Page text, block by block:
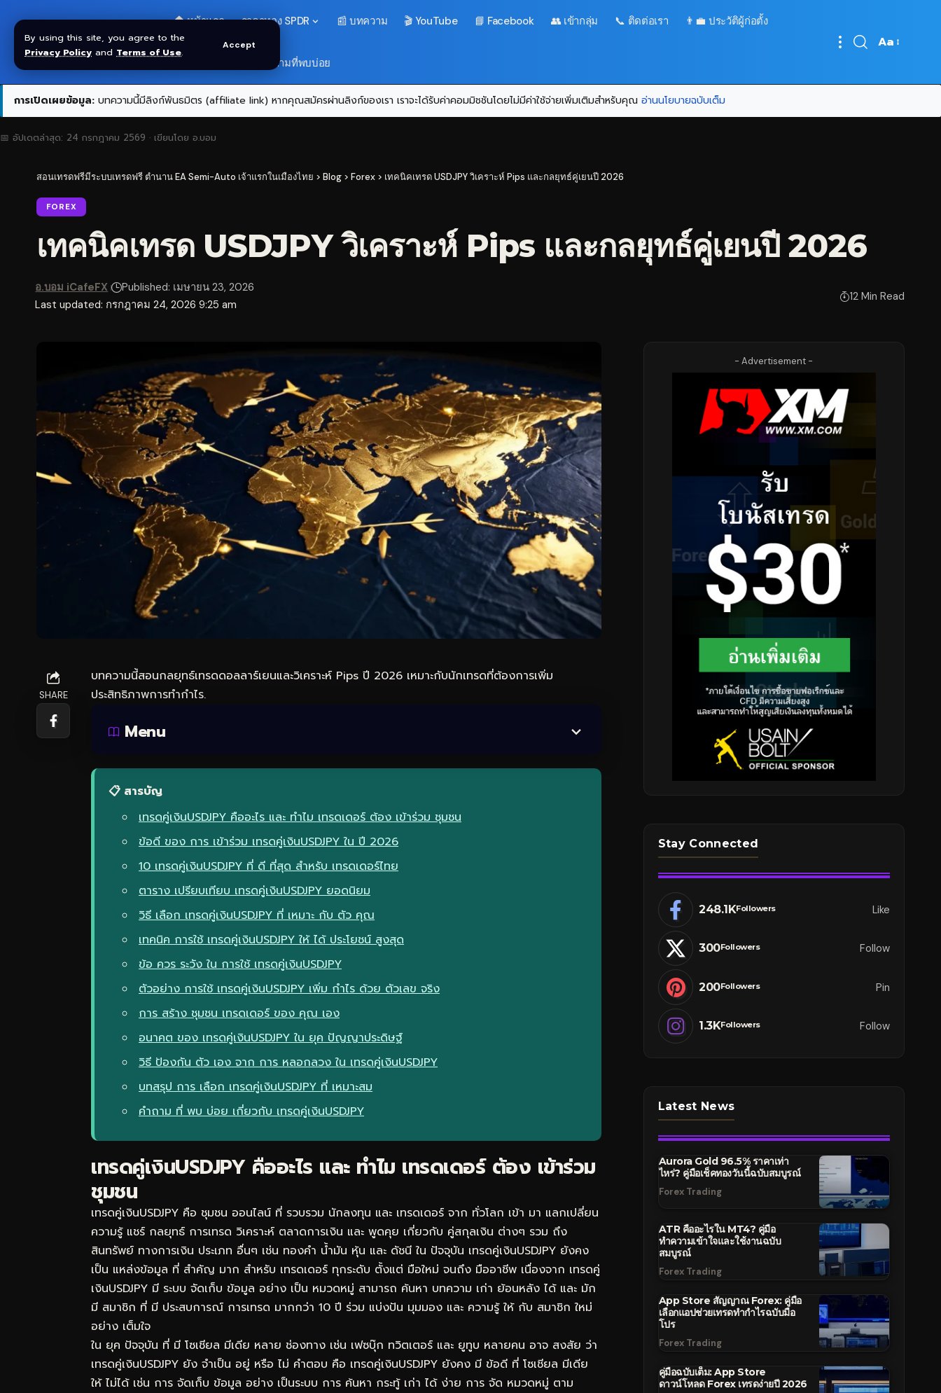
By using this site, you agree to the
Privacy Policy and Terms of Use.
Accept
🏠 หน้าแรก ราคาทอง SPDR 📰 บทความ 🎬 YouTube 📘 Facebook 👥 เข้ากลุ่ม 📞 ติดต่อเรา 👨‍💼 ประวัติผู้ก่อตั้ง
❓ คำถามที่พบบ่อย
Font
Aa
การเปิดเผยข้อมูล: บทความนี้มีลิงก์พันธมิตร (affiliate link) หากคุณสมัครผ่านลิงก์ของเรา เราจะได้รับค่าคอมมิชชันโดยไม่มีค่าใช้จ่ายเพิ่มเติมสำหรับคุณ อ่านนโยบายฉบับเต็ม
📅 อัปเดตล่าสุด: 24 กรกฎาคม 2569 · เขียนโดย อ.บอม
สอนเทรดฟรีมีระบบเทรดฟรี ตำนาน EA Semi-Auto เจ้าแรกในเมืองไทย > Blog > Forex > เทคนิคเทรด USDJPY วิเคราะห์ Pips และกลยุทธ์คู่เยนปี 2026
FOREX
เทคนิคเทรด USDJPY วิเคราะห์ Pips และกลยุทธ์คู่เยนปี 2026
Last updated: กรกฎาคม 24, 2026 9:25 am
อ.บอม iCafeFX Published: เมษายน 23, 2026
12 Min Read
SHARE
บทความนี้สอนกลยุทธ์เทรดดอลลาร์เยนและวิเคราะห์ Pips ปี 2026 เหมาะกับนักเทรดที่ต้องการเพิ่ม
ประสิทธิภาพการทำกำไร.
Menu
📋 สารบัญ
เทรดคู่เงินUSDJPY คืออะไร และ ทำไม เทรดเดอร์ ต้อง เข้าร่วม ชุมชน
ข้อดี ของ การ เข้าร่วม เทรดคู่เงินUSDJPY ใน ปี 2026
10 เทรดคู่เงินUSDJPY ที่ ดี ที่สุด สำหรับ เทรดเดอร์ไทย
ตาราง เปรียบเทียบ เทรดคู่เงินUSDJPY ยอดนิยม
วิธี เลือก เทรดคู่เงินUSDJPY ที่ เหมาะ กับ ตัว คุณ
เทคนิค การใช้ เทรดคู่เงินUSDJPY ให้ ได้ ประโยชน์ สูงสุด
ข้อ ควร ระวัง ใน การใช้ เทรดคู่เงินUSDJPY
ตัวอย่าง การใช้ เทรดคู่เงินUSDJPY เพิ่ม กำไร ด้วย ตัวเลข จริง
การ สร้าง ชุมชน เทรดเดอร์ ของ คุณ เอง
อนาคต ของ เทรดคู่เงินUSDJPY ใน ยุค ปัญญาประดิษฐ์
วิธี ป้องกัน ตัว เอง จาก การ หลอกลวง ใน เทรดคู่เงินUSDJPY
บทสรุป การ เลือก เทรดคู่เงินUSDJPY ที่ เหมาะสม
คำถาม ที่ พบ บ่อย เกี่ยวกับ เทรดคู่เงินUSDJPY
เทรดคู่เงินUSDJPY คืออะไร และ ทำไม เทรดเดอร์ ต้อง เข้าร่วม
ชุมชน
เทรดคู่เงินUSDJPY คือ ชุมชน ออนไลน์ ที่ รวบรวม นักลงทุน และ เทรดเดอร์ จาก ทั่วโลก เข้า มา แลกเปลี่ยน
ความรู้ แชร์ กลยุทธ์ การเทรด วิเคราะห์ ตลาดการเงิน และ พูดคุย เกี่ยวกับ คู่สกุลเงิน ต่างๆ รวม ถึง
สินทรัพย์ ทางการเงิน ประเภท อื่นๆ เช่น ทองคำ น้ำมัน หุ้น และ ดัชนี ใน ปัจจุบัน เทรดคู่เงินUSDJPY ยังคง
เป็น แหล่งข้อมูล ที่ สำคัญ มาก สำหรับ เทรดเดอร์ ทุกระดับ ตั้งแต่ มือใหม่ จนถึง มืออาชีพ เนื่องจาก เทรดคู่
เงินUSDJPY มี ระบบ จัดเก็บ ข้อมูล อย่าง เป็น หมวดหมู่ สามารถ ค้นหา บทความ เก่า ย้อนหลัง ได้ และ มัก
มี สมาชิก ที่ มี ประสบการณ์ การเทรด มากกว่า 10 ปี ร่วม แบ่งปัน มุมมอง และ ความรู้ ให้ กับ สมาชิก ใหม่
อย่าง เต็มใจ
ใน ยุค ปัจจุบัน ที่ มี โซเชียล มีเดีย หลาย ช่องทาง เช่น เฟซบุ๊ก ทวิตเตอร์ และ ยูทูบ หลายคน อาจ สงสัย ว่า
เทรดคู่เงินUSDJPY ยัง จำเป็น อยู่ หรือ ไม่ คำตอบ คือ เทรดคู่เงินUSDJPY ยังคง มี ข้อดี ที่ โซเชียล มีเดีย
ให้ ไม่ได้ เช่น การ จัดเก็บ ข้อมูล อย่าง เป็นระบบ การ ค้นหา กระทู้ เก่า ได้ ง่าย การ จัด หมวดหมู่ ตาม
- Advertisement -
Stay Connected
248.1KFollowers Like
300Followers Follow
200Followers Pin
1.3KFollowers Follow
Latest News
Aurora Gold 96.5% ราคาเท่า
ไหร่? คู่มือเช็คทองวันนี้ฉบับสมบูรณ์
Forex Trading
ATR คืออะไรใน MT4? คู่มือ
ทำความเข้าใจและใช้งานฉบับ
สมบูรณ์
Forex Trading
App Store สัญญาณ Forex: คู่มือ
เลือกแอปช่วยเทรดทำกำไรฉบับมือ
โปร
Forex Trading
คู่มือฉบับเต็ม: App Store
ดาวน์โหลด Forex เทรดง่ายปี 2026